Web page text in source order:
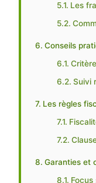
Les
Conseils
Suivi
Les règles
Garanties et